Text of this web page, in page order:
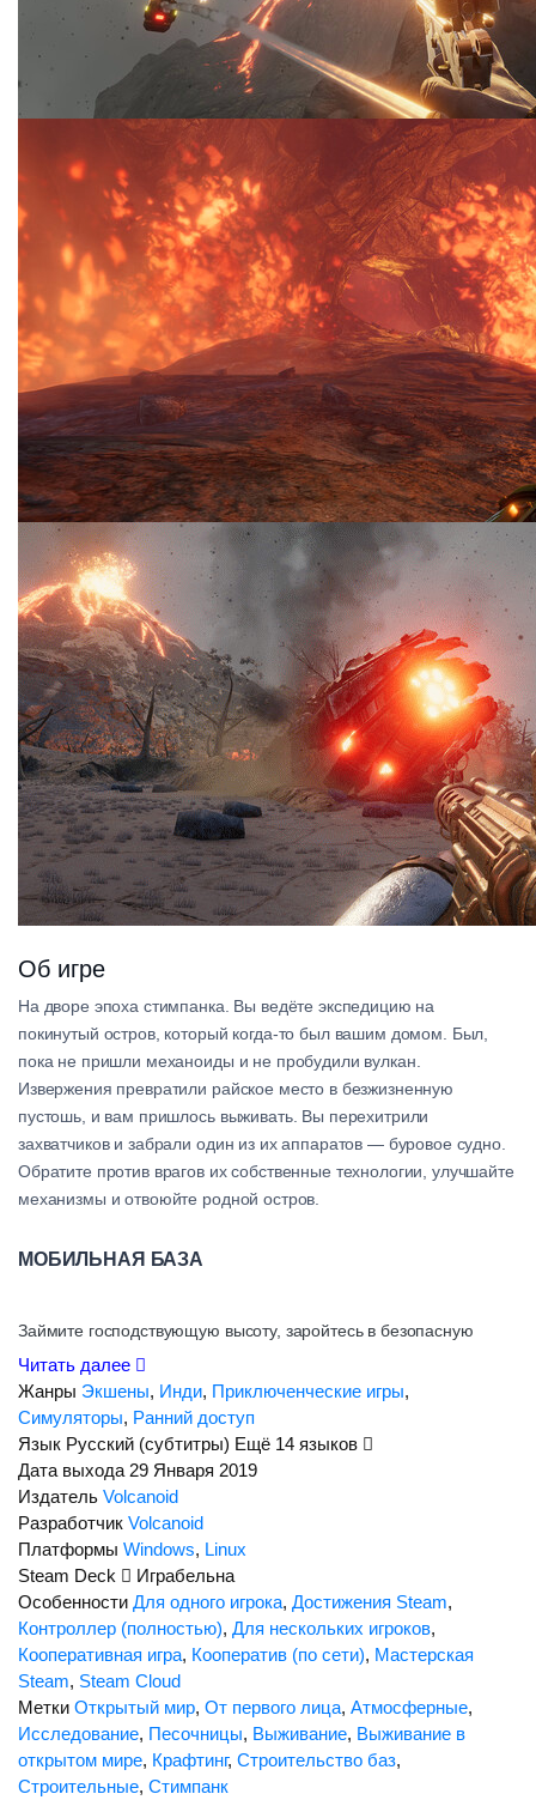
Об игре
На дворе эпоха стимпанка. Вы ведёте экспедицию на
покинутый остров, который когда-то был вашим домом. Был,
пока не пришли механоиды и не пробудили вулкан.
Извержения превратили райское место в безжизненную
пустошь, и вам пришлось выживать. Вы перехитрили
захватчиков и забрали один из их аппаратов — буровое судно.
Обратите против врагов их собственные технологии, улучшайте
механизмы и отвоюйте родной остров.
МОБИЛЬНАЯ БАЗА
Займите господствующую высоту, заройтесь в безопасную
толщу земли или исследуйте богатые ресурсами области. Ваше
буровое судно — это одновременно и завод, и бронированная
мобильная база.
ВРАЖДЕБНЫЙ МИР
Вулкан будет извергаться, превращая остров в безжизненную
пустыню — выживайте перед лицом неотвратимой беды!
Время между извержениями станет для вас самым ценным
ресурсом. Используйте его, чтобы произвести нужные
предметы и исследовать остров в поисках материалов и новых
технологий.
УГРОЗА МЕХАНОИДОВ
Читать далее
Жанры Экшены, Инди, Приключенческие игры,
Симуляторы, Ранний доступ
Язык Русский (субтитры) Ещё 14 языков
Дата выхода 29 Января 2019
Издатель Volcanoid
Разработчик Volcanoid
Платформы Windows, Linux
Steam Deck
Играбельна
Особенности Для одного игрока, Достижения Steam,
Контроллер (полностью), Для нескольких игроков,
Кооперативная игра, Кооператив (по сети), Мастерская
Steam, Steam Cloud
Метки Открытый мир, От первого лица, Атмосферные,
Исследование, Песочницы, Выживание, Выживание в
открытом мире, Крафтинг, Строительство баз,
Строительные, Стимпанк